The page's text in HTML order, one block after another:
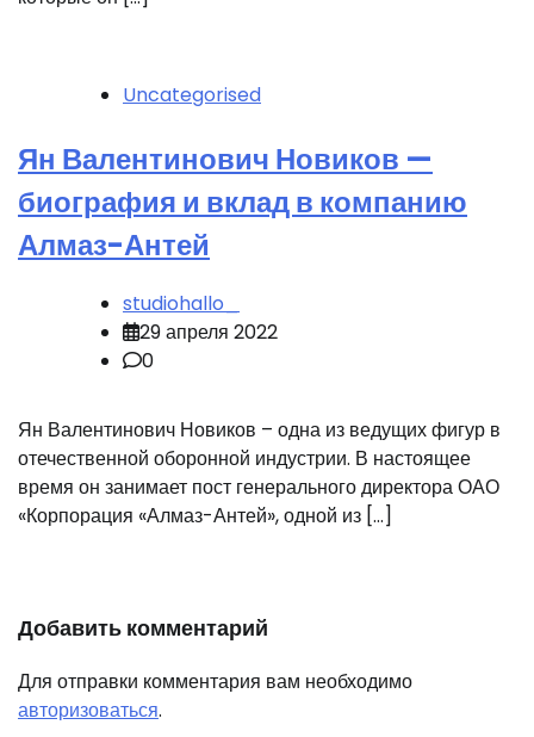
Uncategorised
Ян Валентинович Новиков —
биография и вклад в компанию
Алмаз-Антей
studiohallo_
29 апреля 2022
0
Ян Валентинович Новиков – одна из ведущих фигур в
отечественной оборонной индустрии. В настоящее
время он занимает пост генерального директора ОАО
«Корпорация «Алмаз-Антей», одной из […]
Добавить комментарий
Для отправки комментария вам необходимо
авторизоваться.